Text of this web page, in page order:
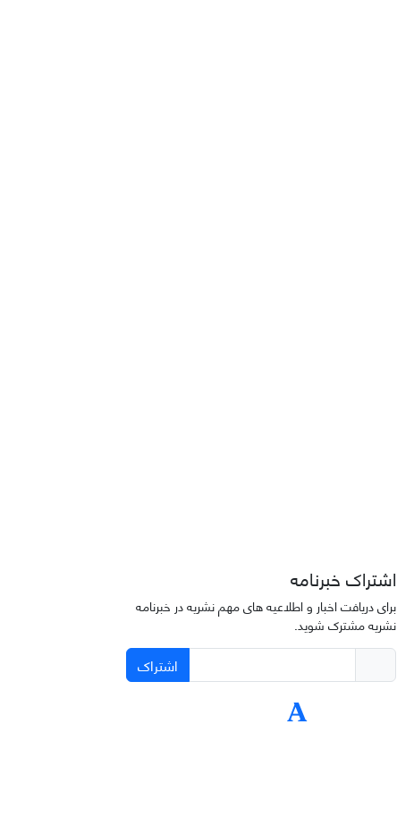
اشتراک خبرنامه
برای دریافت اخبار و اطلاعیه های مهم نشریه در خبرنامه
نشریه مشترک شوید.
اشتراک